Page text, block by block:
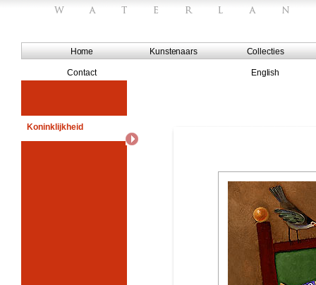
Home Kunstenaars Collecties
Contact English
Koninklijkheid